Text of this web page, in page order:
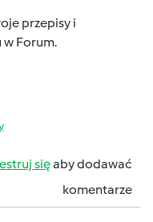
przepisy i
w Forum.
sięaby dodawać
komentarze